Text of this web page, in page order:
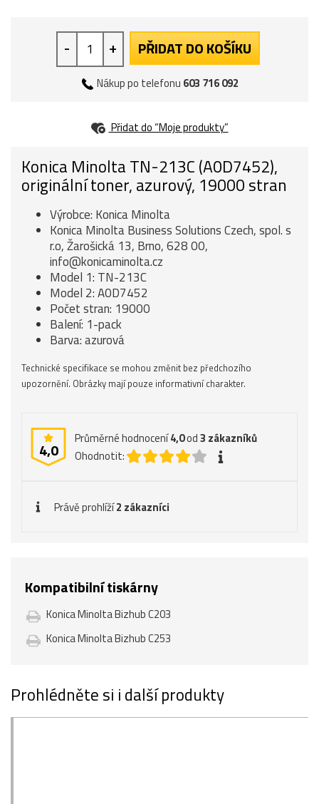
- + PŘIDAT DO KOŠÍKU
Nákup po telefonu 603 716 092
Přidat do “Moje produkty”
Konica Minolta TN-213C (A0D7452),
originální toner, azurový, 19000 stran
Výrobce: Konica Minolta
Konica Minolta Business Solutions Czech, spol. s
r.o, Žarošická 13, Brno, 628 00,
info@konicaminolta.cz
Model 1: TN-213C
Model 2: A0D7452
Počet stran: 19000
Balení: 1-pack
Barva: azurová
Technické specifikace se mohou změnit bez předchozího
upozornění. Obrázky mají pouze informativní charakter.
4,0
Průměrné hodnocení4,0od3 zákazníků
Ohodnotit:
Právě prohlíží2 zákazníci
Kompatibilní tiskárny
Konica Minolta Bizhub C203
Konica Minolta Bizhub C253
Prohlédněte si i další produkty